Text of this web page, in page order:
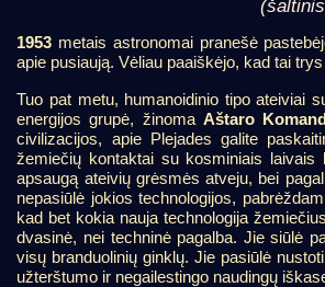
1953 metais astronomai pranešė
apie pusiaują. Vėliau paaiškėjo, kad tai
Tuo pat metu, humanoidinio tipo ateiviai
energijos grupė, žinoma Aštaro
civilizacijos, apie Plejades galite
žemiečių kontaktai su kosminiais laivais
apsaugą ateivių grėsmės atveju, bei
nepasiūlė jokios technologijos,
kad bet kokia nauja technologija
dvasinė, nei techninė pagalba. Jie siūlė
visų branduolinių ginklų. Jie pasiūlė
užterštumo ir negailestingo naudingų